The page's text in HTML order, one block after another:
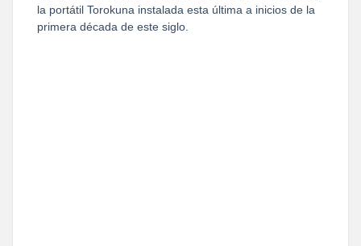
la portátil Torokuna instalada esta última a inicios de la
primera década de este siglo.